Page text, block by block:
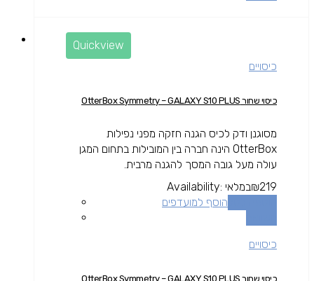
Quickview
כיסויים
כיסוי שחור OtterBox Symmetry – GALAXY S10 PLUS
מסוגנן ודק לכיס הגנה חזקה מפני נפילות
OtterBox הינה חברה בין המובילות בתחום המגן
עולה מעל גובה המסך להגנה מרבית.
₪219
Availability: במלאי
הוסף למועדפים
כיסויים
כיסוי שחור OtterBox Symmetry – GALAXY S10 PLUS